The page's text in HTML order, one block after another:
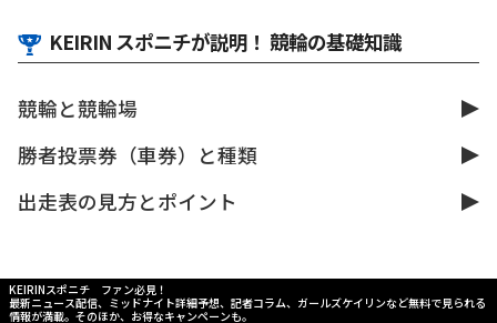
KEIRIN スポニチが説明！ 競輪の基礎知識
競輪と競輪場
勝者投票券（車券）と種類
出走表の見方とポイント
KEIRINスポニチ ファン必見！
最新ニュース配信、ミッドナイト詳細予想、記者コラム、ガールズケイリンなど無料で見られる
情報が満載。そのほか、お得なキャンペーンも。